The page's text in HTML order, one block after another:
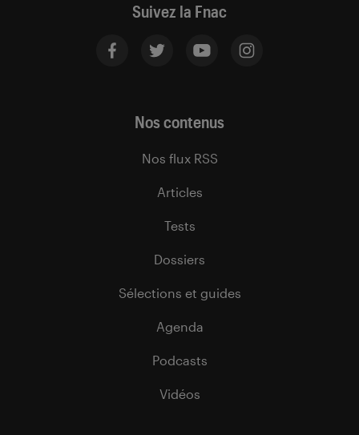
Suivez la Fnac
Nos contenus
Nos flux RSS
Articles
Tests
Dossiers
Sélections et guides
Agenda
Podcasts
Vidéos